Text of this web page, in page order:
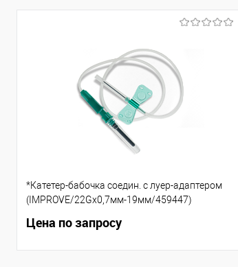
*Катетер-бабочка соедин. с луер-адаптером
(IMPROVE/22Gx0,7мм-19мм/459447)
Цена по запросу